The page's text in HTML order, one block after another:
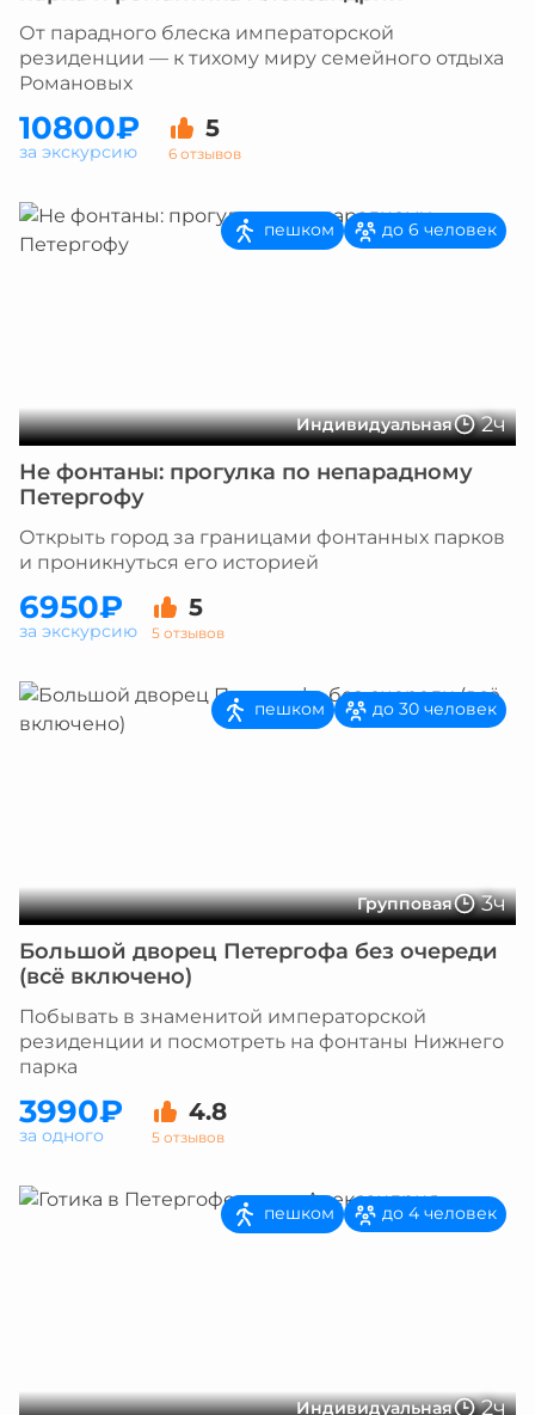
От парадного блеска императорской
резиденции — к тихому миру семейного отдыха
Романовых
10800₽ 5
6 отзывов
за экскурсию
Индивидуальная 2ч
пешком до 6 человек
Не фонтаны: прогулка по непарадному
Петергофу
Открыть город за границами фонтанных парков
и проникнуться его историей
6950₽ 5
5 отзывов
за экскурсию
Групповая 3ч
пешком до 30 человек
Большой дворец Петергофа без очереди
(всё включено)
Побывать в знаменитой императорской
резиденции и посмотреть на фонтаны Нижнего
парка
3990₽ 4.8
5 отзывов
за одного
Индивидуальная 2ч
пешком до 4 человек